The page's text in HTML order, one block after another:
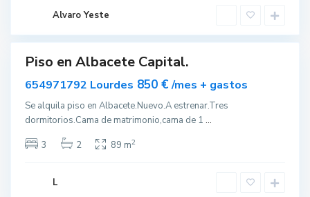
Alvaro Yeste
e
Piso en Albacete Capital.
654971792 Lourdes 850 €/mes + gastos
Se alquila piso en Albacete.Nuevo.A estrenar.Tres
dormitorios.Cama de matrimonio,cama de 1 ...
3
2 89 m2
L
l
b